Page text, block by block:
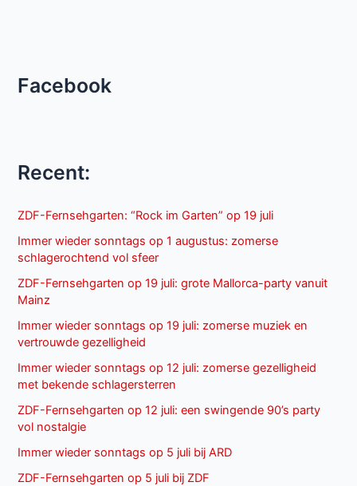
Facebook
Recent:
ZDF-Fernsehgarten: “Rock im Garten” op 19 juli
Immer wieder sonntags op 1 augustus: zomerse
schlagerochtend vol sfeer
ZDF-Fernsehgarten op 19 juli: grote Mallorca-party vanuit
Mainz
Immer wieder sonntags op 19 juli: zomerse muziek en
vertrouwde gezelligheid
Immer wieder sonntags op 12 juli: zomerse gezelligheid
met bekende schlagersterren
ZDF-Fernsehgarten op 12 juli: een swingende 90’s party
vol nostalgie
Immer wieder sonntags op 5 juli bij ARD
ZDF-Fernsehgarten op 5 juli bij ZDF